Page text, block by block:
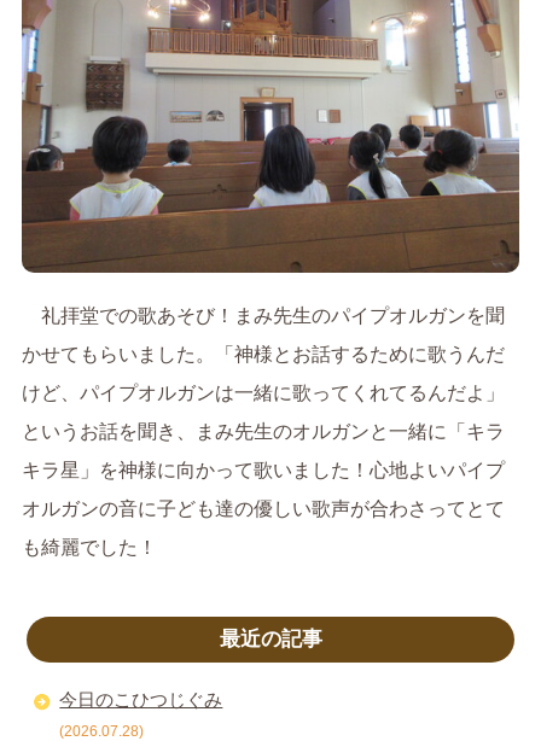
礼拝堂での歌あそび！まみ先生のパイプオルガンを聞
かせてもらいました。「神様とお話するために歌うんだ
けど、パイプオルガンは一緒に歌ってくれてるんだよ」
というお話を聞き、まみ先生のオルガンと一緒に「キラ
キラ星」を神様に向かって歌いました！心地よいパイプ
オルガンの音に子ども達の優しい歌声が合わさってとて
も綺麗でした！
最近の記事
今日のこひつじぐみ
(2026.07.28)